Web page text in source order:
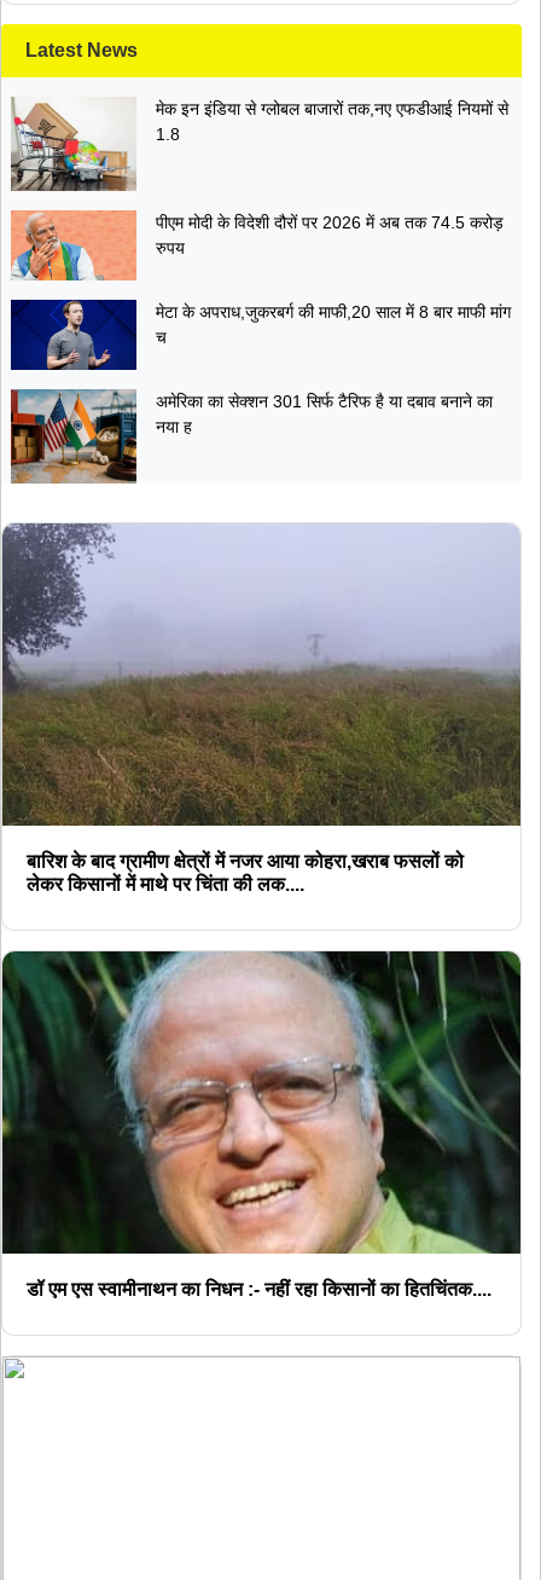
Latest News
मेक इन इंडिया से ग्लोबल बाजारों तक,नए एफडीआई नियमों से
1.8
पीएम मोदी के विदेशी दौरों पर 2026 में अब तक 74.5 करोड़
रुपय
मेटा के अपराध,जुकरबर्ग की माफी,20 साल में 8 बार माफी मांग
च
अमेरिका का सेक्शन 301 सिर्फ टैरिफ है या दबाव बनाने का
नया ह
बारिश के बाद ग्रामीण क्षेत्रों में नजर आया कोहरा,खराब फसलों को
लेकर किसानों में माथे पर चिंता की लक....
डॉ एम एस स्वामीनाथन का निधन :- नहीं रहा किसानों का हितचिंतक....